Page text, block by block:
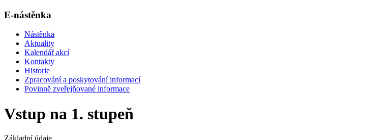
E-nástěnka
Nástěnka
Aktuality
Kalendář akcí
Kontakty
Historie
Zpracování a poskytování informací
Povinně zveřejňované informace
Vstup na 1. stupeň